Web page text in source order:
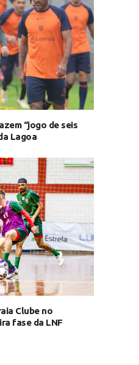
“jogo de seis
Lagoa
Clube no
fase da LNF